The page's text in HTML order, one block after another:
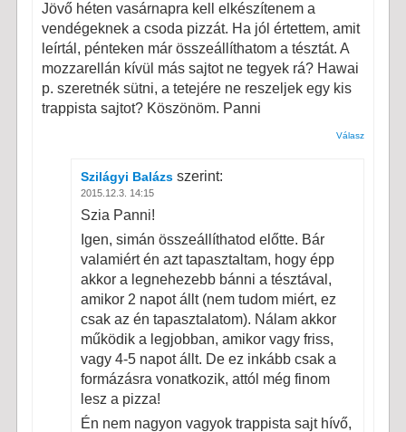
Jövő héten vasárnapra kell elkészítenem a
vendégeknek a csoda pizzát. Ha jól értettem, amit
leírtál, pénteken már összeállíthatom a tésztát. A
mozzarellán kívül más sajtot ne tegyek rá? Hawai
p. szeretnék sütni, a tetejére ne reszeljek egy kis
trappista sajtot? Köszönöm. Panni
Válasz
Szilágyi Balázs szerint:
2015.12.3. 14:15
Szia Panni!
Igen, simán összeállíthatod előtte. Bár
valamiért én azt tapasztaltam, hogy épp
akkor a legnehezebb bánni a tésztával,
amikor 2 napot állt (nem tudom miért, ez
csak az én tapasztalatom). Nálam akkor
működik a legjobban, amikor vagy friss,
vagy 4-5 napot állt. De ez inkább csak a
formázásra vonatkozik, attól még finom
lesz a pizza!
Én nem nagyon vagyok trappista sajt hívő,